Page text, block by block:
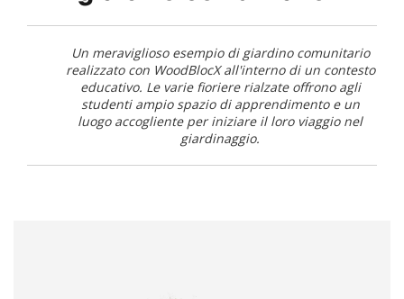
Un meraviglioso esempio di giardino comunitario
realizzato con WoodBlocX all'interno di un contesto
educativo. Le varie fioriere rialzate offrono agli
studenti ampio spazio di apprendimento e un
luogo accogliente per iniziare il loro viaggio nel
giardinaggio.